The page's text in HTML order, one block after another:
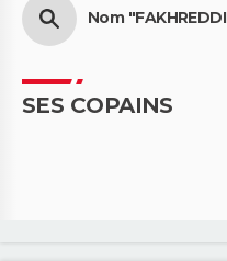
Nom
SES COPAINS